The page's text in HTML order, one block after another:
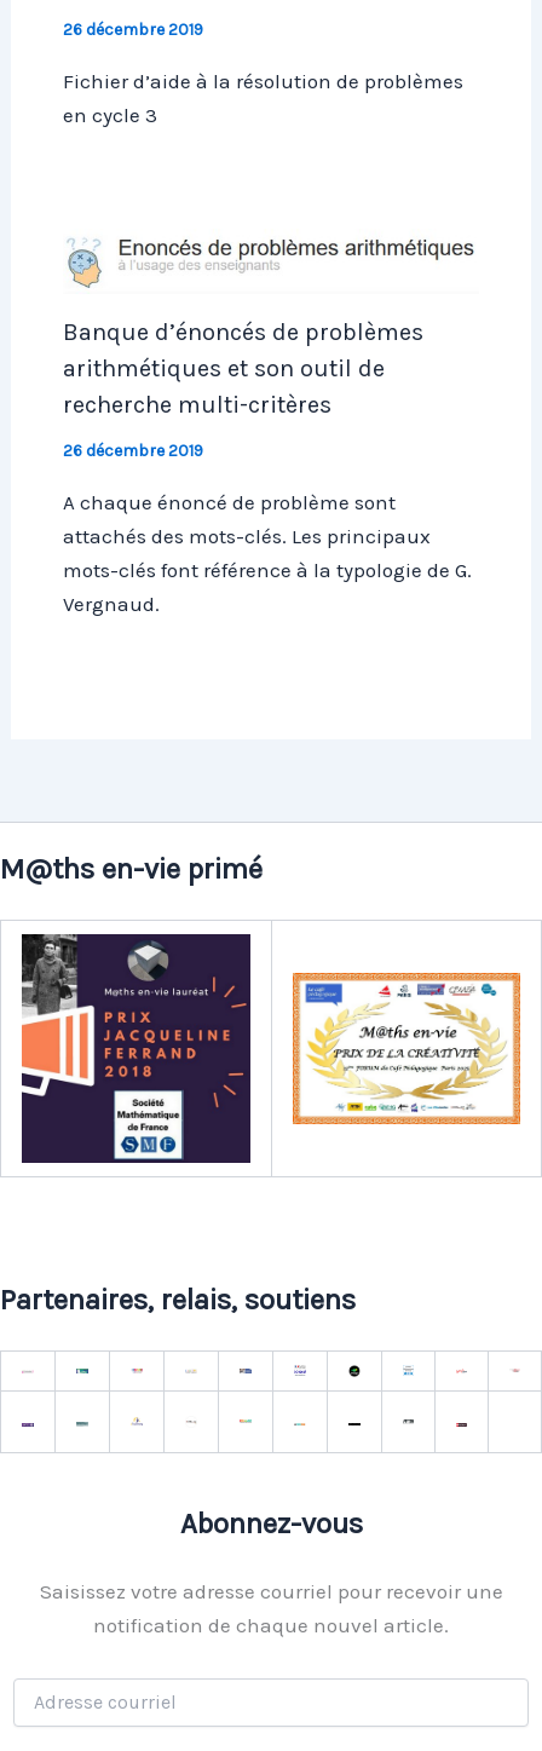
26 décembre 2019
Fichier d’aide à la résolution de problèmes
en cycle 3
Banque d’énoncés de problèmes
arithmétiques et son outil de
recherche multi-critères
26 décembre 2019
A chaque énoncé de problème sont
attachés des mots-clés. Les principaux
mots-clés font référence à la typologie de G.
Vergnaud.
M@ths en-vie primé
Partenaires, relais, soutiens
Abonnez-vous
Saisissez votre adresse courriel pour recevoir une
notification de chaque nouvel article.
Adresse
courriel